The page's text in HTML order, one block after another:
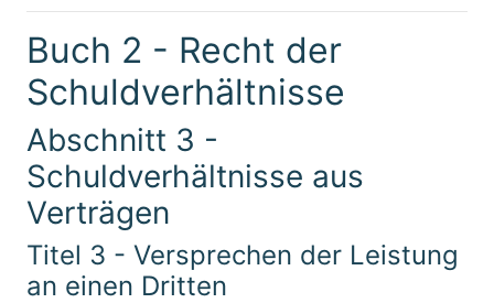
Buch 2 - Recht der
Schuldverhältnisse
Abschnitt 3 -
Schuldverhältnisse aus
Verträgen
Titel 3 - Versprechen der Leistung
an einen Dritten